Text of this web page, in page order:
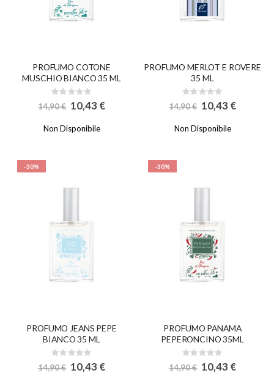
PROFUMO COTONE
MUSCHIO BIANCO 35 ML
Rating:
0%
14,90 € Special
Price
10,43 €
Non Disponibile
PROFUMO MERLOT E ROVERE
35 ML
Rating:
0%
14,90 € Special
Price
10,43 €
Non Disponibile
-30%
PROFUMO JEANS PEPE
BIANCO 35 ML
Rating:
0%
14,90 € Special
10,43 €
-30%
PROFUMO PANAMA
PEPERONCINO 35ML
Rating:
0%
14,90 € Special
10,43 €